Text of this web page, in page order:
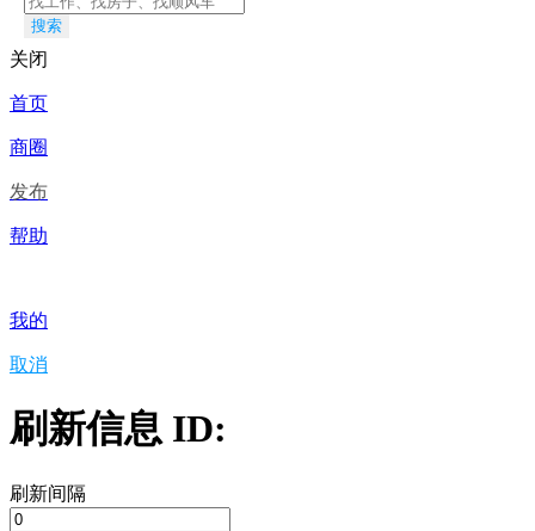
搜索
关闭
首页
商圈
发布
帮助
我的
取消
刷新信息 ID:
刷新间隔